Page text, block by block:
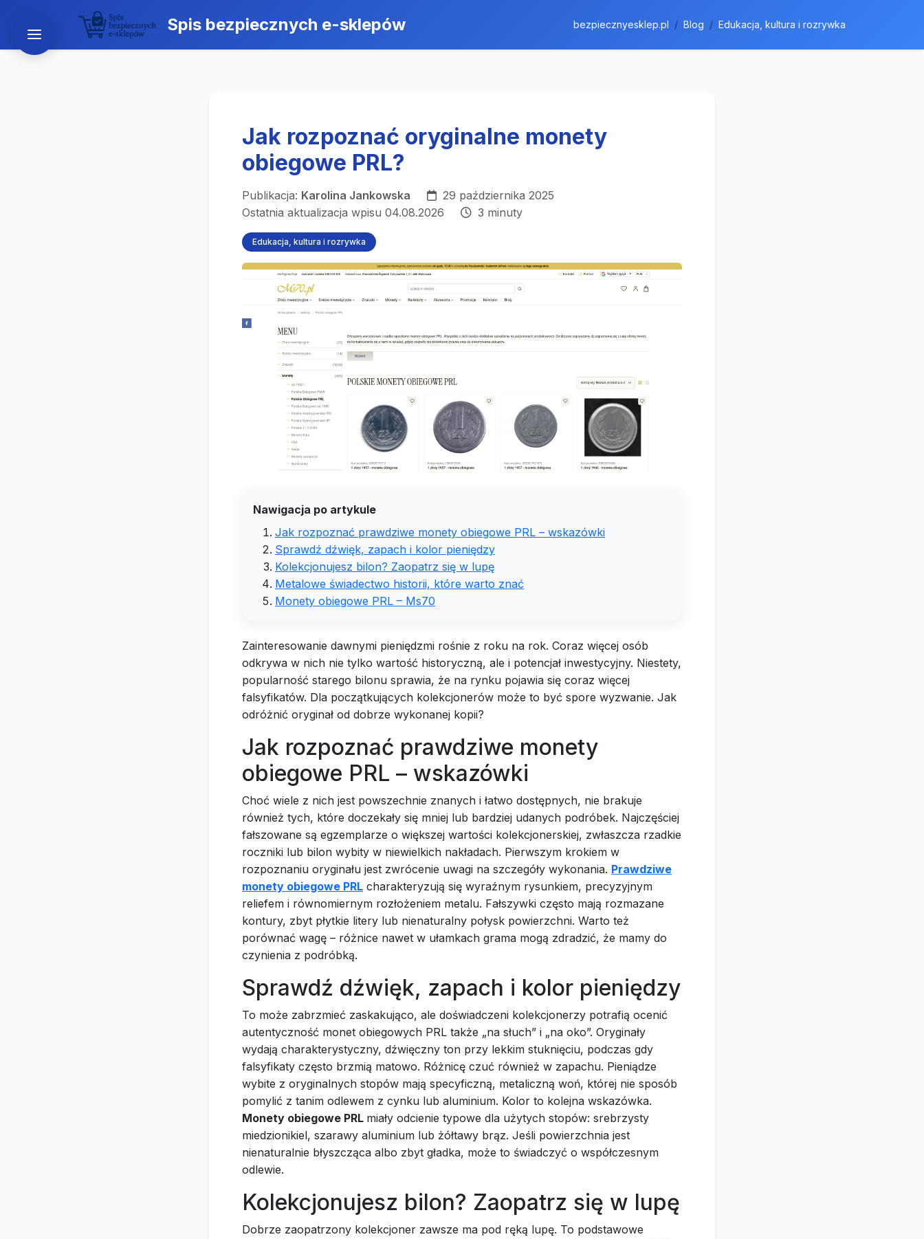
Spis bezpiecznych e-sklepów bezpiecznyesklep.pl Blog Edukacja, kultura i rozrywka
Jak rozpoznać oryginalne monety
obiegowe PRL?
Publikacja: Karolina Jankowska
29 października 2025
Ostatnia aktualizacja wpisu 04.08.2026
3 minuty
Edukacja, kultura i rozrywka
Nawigacja po artykule
Jak rozpoznać prawdziwe monety obiegowe PRL – wskazówki
Sprawdź dźwięk, zapach i kolor pieniędzy
Kolekcjonujesz bilon? Zaopatrz się w lupę
Metalowe świadectwo historii, które warto znać
Monety obiegowe PRL – Ms70
Zainteresowanie dawnymi pieniędzmi rośnie z roku na rok. Coraz więcej osób
odkrywa w nich nie tylko wartość historyczną, ale i potencjał inwestycyjny. Niestety,
popularność starego bilonu sprawia, że na rynku pojawia się coraz więcej
falsyfikatów. Dla początkujących kolekcjonerów może to być spore wyzwanie. Jak
odróżnić oryginał od dobrze wykonanej kopii?
Jak rozpoznać prawdziwe monety
obiegowe PRL – wskazówki
Choć wiele z nich jest powszechnie znanych i łatwo dostępnych, nie brakuje
również tych, które doczekały się mniej lub bardziej udanych podróbek. Najczęściej
fałszowane są egzemplarze o większej wartości kolekcjonerskiej, zwłaszcza rzadkie
roczniki lub bilon wybity w niewielkich nakładach. Pierwszym krokiem w
rozpoznaniu oryginału jest zwrócenie uwagi na szczegóły wykonania. Prawdziwe
monety obiegowe PRL charakteryzują się wyraźnym rysunkiem, precyzyjnym
reliefem i równomiernym rozłożeniem metalu. Fałszywki często mają rozmazane
kontury, zbyt płytkie litery lub nienaturalny połysk powierzchni. Warto też
porównać wagę – różnice nawet w ułamkach grama mogą zdradzić, że mamy do
czynienia z podróbką.
Sprawdź dźwięk, zapach i kolor pieniędzy
To może zabrzmieć zaskakująco, ale doświadczeni kolekcjonerzy potrafią ocenić
autentyczność monet obiegowych PRL także „na słuch” i „na oko”. Oryginały
wydają charakterystyczny, dźwięczny ton przy lekkim stuknięciu, podczas gdy
falsyfikaty często brzmią matowo. Różnicę czuć również w zapachu. Pieniądze
wybite z oryginalnych stopów mają specyficzną, metaliczną woń, której nie sposób
pomylić z tanim odlewem z cynku lub aluminium. Kolor to kolejna wskazówka.
Monety obiegowe PRL miały odcienie typowe dla użytych stopów: srebrzysty
miedzionikiel, szarawy aluminium lub żółtawy brąz. Jeśli powierzchnia jest
nienaturalnie błyszcząca albo zbyt gładka, może to świadczyć o współczesnym
odlewie.
Kolekcjonujesz bilon? Zaopatrz się w lupę
Dobrze zaopatrzony kolekcjoner zawsze ma pod ręką lupę. To podstawowe